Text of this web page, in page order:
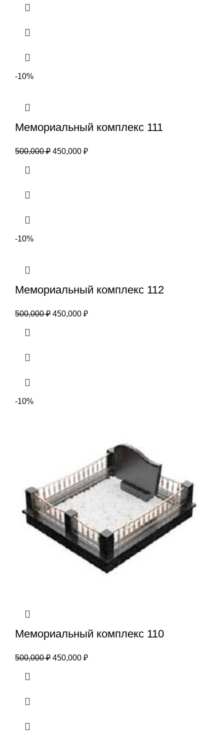
-10%
Мемориальный комплекс 111
500,000₽ 450,000 ₽
-10%
Мемориальный комплекс 112
500,000₽ 450,000 ₽
-10%
Мемориальный комплекс 110
500,000₽ 450,000 ₽